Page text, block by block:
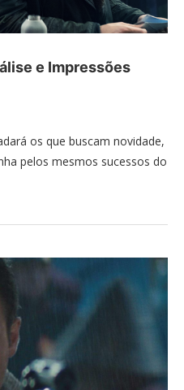
e Impressões
os que buscam novidade,
pelos mesmos sucessos do